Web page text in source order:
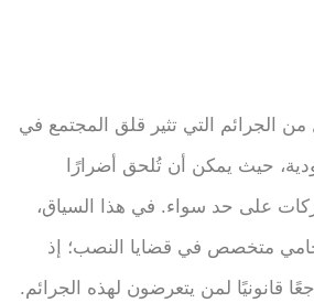
من الجرائم التي تثير قلق المجتمع في
حيث يمكن أن تُلحق أضرارًا
على حد سواء. في هذا السياق،
متخصص في قضايا النصب؛ إذ
قانونيًا لمن يتعرضون لهذه الجرائم.